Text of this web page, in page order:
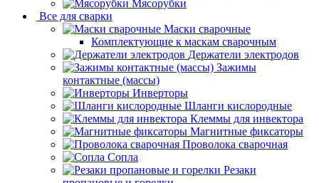
Мясорубки
Все для сварки
Маски сварочные
Комплектующие к маскам сварочным
Держатели электродов
Зажимы
контактные (массы)
Инверторы
Шланги кислородные
Клеммы для инвектора
Магнитные фиксаторы
Проволока сварочная
Сопла
Резаки